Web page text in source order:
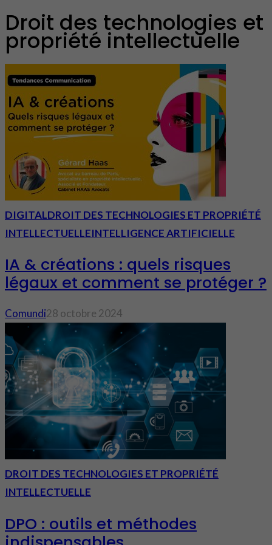
Droit des technologies et
propriété intellectuelle
DIGITALDROIT DES TECHNOLOGIES ET PROPRIÉTÉ
INTELLECTUELLEINTELLIGENCE ARTIFICIELLE
IA & créations : quels risques
légaux et comment se protéger ?
Comundi28 octobre 2024
DROIT DES TECHNOLOGIES ET PROPRIÉTÉ
INTELLECTUELLE
DPO : outils et méthodes